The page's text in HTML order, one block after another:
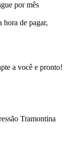
por mês
de pagar,
a você e pronto!
Tramontina